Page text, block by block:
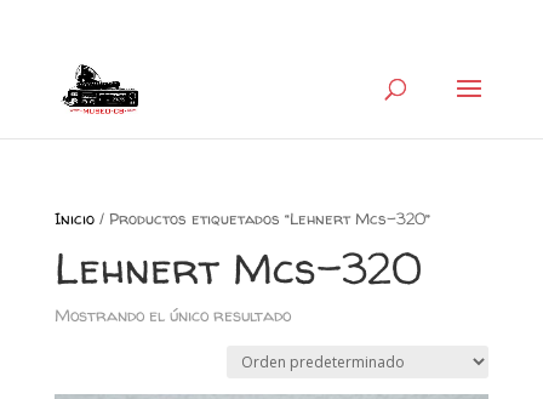
Inicio/ Productos etiquetados “Lehnert Mcs-320”
Lehnert Mcs-320
Mostrando el único resultado